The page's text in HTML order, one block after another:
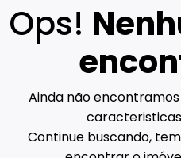
Ops!
Ainda não
Continue buscando,